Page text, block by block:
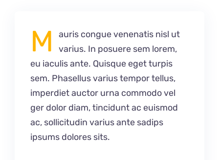
M
auris congue venenatis nisl ut
varius. In posuere sem lorem,
eu iaculis ante. Quisque eget turpis
sem. Phasellus varius tempor tellus,
imperdiet auctor urna commodo vel
ger dolor diam, tincidunt ac euismod
ac, sollicitudin varius ante sadips
ipsums dolores sits.